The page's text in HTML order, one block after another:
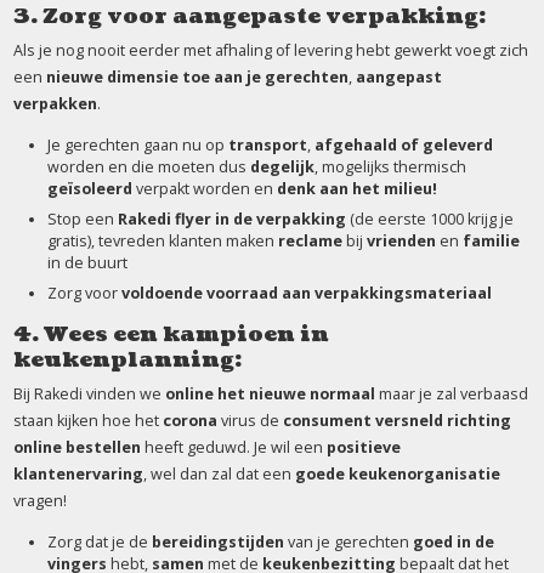
3. Zorg voor aangepaste verpakking:
Als je nog nooit eerder met afhaling of levering hebt gewerkt voegt zich
een nieuwe dimensie toe aan je gerechten, aangepast
verpakken.
Je gerechten gaan nu op transport, afgehaald of geleverd
worden en die moeten dus degelijk, mogelijks thermisch
geïsoleerd verpakt worden en denk aan het milieu!
Stop een Rakedi flyer in de verpakking (de eerste 1000 krijg je
gratis), tevreden klanten maken reclamebij vrienden en familie
in de buurt
Zorg voorvoldoende voorraad aan verpakkingsmateriaal
4. Wees een kampioen in
keukenplanning:
Bij Rakedi vinden we online het nieuwe normaal maar je zal verbaasd
staan kijken hoe het corona virus de consument versneld richting
online bestellen heeft geduwd. Je wil een positieve
klantenervaring, wel dan zal dat een goede keukenorganisatie
vragen!
Zorg dat je de bereidingstijden van je gerechten goed in de
vingers hebt, samen met de keukenbezitting bepaalt dat het